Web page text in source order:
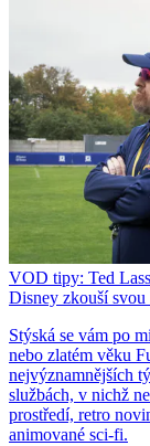
VOD tipy: Ted
Disney zkouší
Stýská se vám po
nebo zlatém věku
nejvýznamnějších
službách, v nichž
prostředí, retro
animované sci-fi.